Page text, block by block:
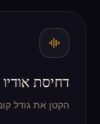
דחיסת אודיו
הקטן את גודל